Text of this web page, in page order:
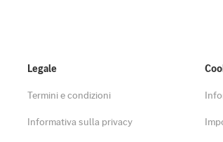
Legale
Termini e condizioni
Informativa sulla privacy